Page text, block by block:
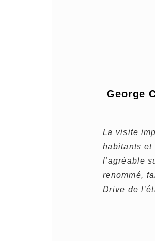
George
La visite
habitants et
l’agréable
renommé,
Drive de